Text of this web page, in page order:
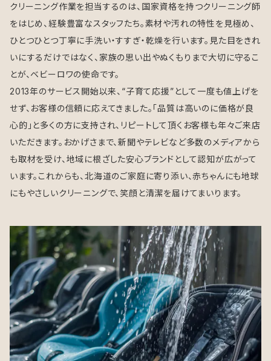
クリーニング作業を担当するのは、国家資格を持つクリーニング師
をはじめ、経験豊富なスタッフたち。素材や汚れの特性を見極め、
ひとつひとつ丁寧に手洗い・すすぎ・乾燥を行います。見た目をきれ
いにするだけではなく、家族の思い出やぬくもりまで大切に守るこ
とが、ベビーロワの使命です。
2013年のサービス開始以来、“子育て応援”として一度も値上げを
せず、お客様の信頼に応えてきました。「品質は高いのに価格が良
心的」と多くの方に支持され、リピートして頂くお客様も年々ご来店
いただきます。おかげさまで、新聞やテレビなど多数のメディアから
も取材を受け、地域に根ざした安心ブランドとして認知が広がって
います。これからも、北海道のご家庭に寄り添い、赤ちゃんにも地球
にもやさしいクリーニングで、笑顔と清潔を届けてまいります。